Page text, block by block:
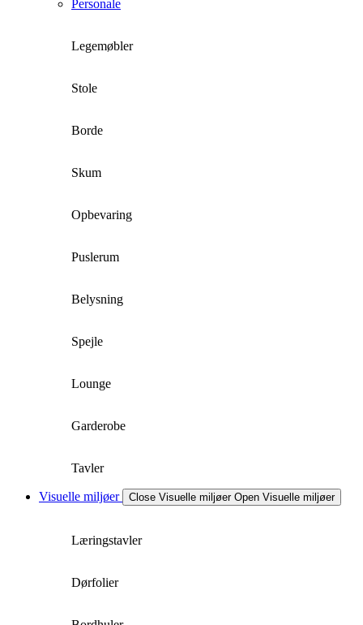
Personale
Legemøbler
Stole
Borde
Skum
Opbevaring
Puslerum
Belysning
Spejle
Lounge
Garderobe
Tavler
Visuelle miljøer Close Visuelle miljøer Open Visuelle miljøer
Læringstavler
Dørfolier